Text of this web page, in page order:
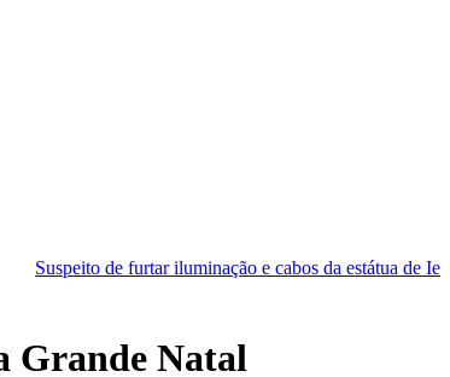
iluminação e cabos da estátua de Iemanjá é preso em
Grande Natal